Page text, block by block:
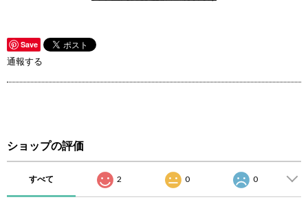
Save
通報する
ショップの評価
すべて 2 0 0